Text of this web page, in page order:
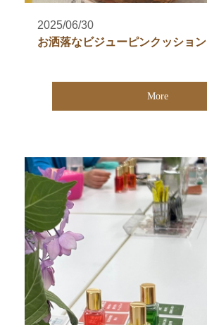
2025/06/30
お洒落なビジューピンクッション
More